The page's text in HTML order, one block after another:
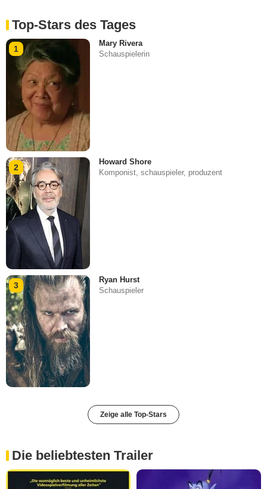
Top-Stars des Tages
1
Mary Rivera
Schauspielerin
2
Howard Shore
Komponist, schauspieler, produzent
3
Ryan Hurst
Schauspieler
Zeige alle Top-Stars
Die beliebtesten Trailer